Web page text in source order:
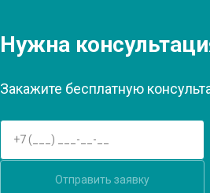
Нужна
Закажите бесплатную
Отправить заявку